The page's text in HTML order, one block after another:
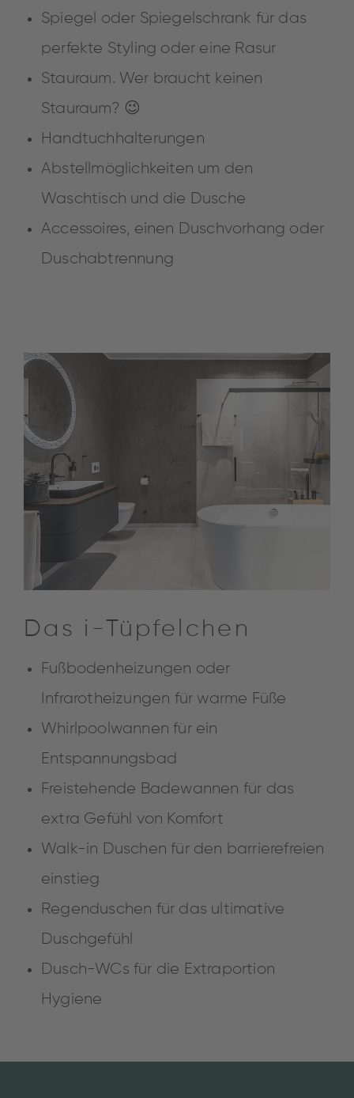
Spiegel oder Spiegelschrank für das
perfekte Styling oder eine Rasur
Stauraum. Wer braucht keinen
Stauraum? 😉
Handtuchhalterungen
Abstellmöglichkeiten um den
Waschtisch und die Dusche
Accessoires, einen Duschvorhang oder
Duschabtrennung
Das i-Tüpfelchen
Fußbodenheizungen oder
Infrarotheizungen für warme Füße
Whirlpoolwannen für ein
Entspannungsbad
Freistehende Badewannen für das
extra Gefühl von Komfort
Walk-in Duschen für den barrierefreien
einstieg
Regenduschen für das ultimative
Duschgefühl
Dusch-WCs für die Extraportion
Hygiene